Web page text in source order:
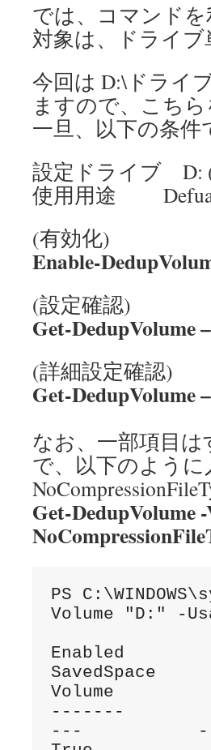
では、コマンド
対象は、ドライ
今回は D:\ドライ
ますので、こち
一旦、以下の条
設定ドライブ D:
使用用途
(有効化)
Enable-
(設定確認)
Get-DedupVolume
(詳細設定確認)
Get-DedupVolume
なお、一部項目
で、以下のよう
Get-DedupVolume
PS
Volume "D:" -
Enabled
SavedSpace
Volume
-------
---